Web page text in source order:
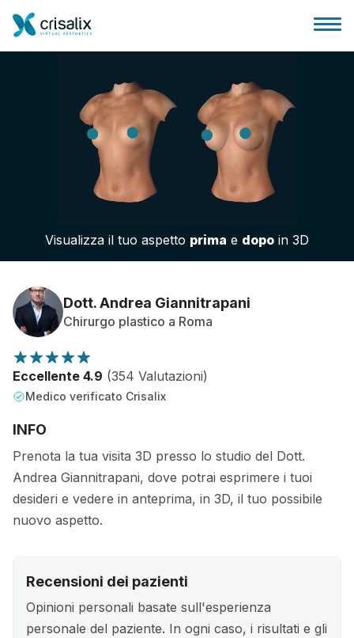
Accesso chirurghi
Piattaforma Business 3D
Piani
Recensioni dei pazienti
Visualizza il tuo aspetto prima e dopo in 3D
Dott. Andrea Giannitrapani
Chirurgo plastico a Roma
Eccellente 4.9 (354 Valutazioni)
Medico verificato Crisalix
INFO
Prenota la tua visita 3D presso lo studio del Dott.
Andrea Giannitrapani, dove potrai esprimere i tuoi
desideri e vedere in anteprima, in 3D, il tuo possibile
nuovo aspetto.
Recensioni dei pazienti
Opinioni personali basate sull'esperienza
personale del paziente. In ogni caso, i risultati e gli